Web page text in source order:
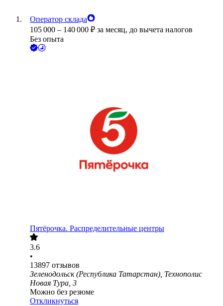
Оператор склада
105 000 – 140 000 ₽ за месяц, до вычета налогов
Без опыта
Пятёрочка. Распределительные центры
3.6
•
13897 отзывов
Зеленодольск (Республика Татарстан), Технополис
Новая Тура, 3
Можно без резюме
Откликнуться